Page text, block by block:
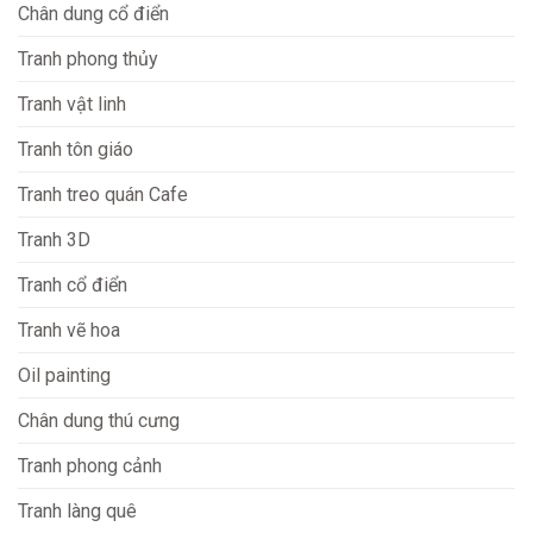
Chân dung cổ điển
Tranh phong thủy
Tranh vật linh
Tranh tôn giáo
Tranh treo quán Cafe
Tranh 3D
Tranh cổ điển
Tranh vẽ hoa
Oil painting
Chân dung thú cưng
Tranh phong cảnh
Tranh làng quê